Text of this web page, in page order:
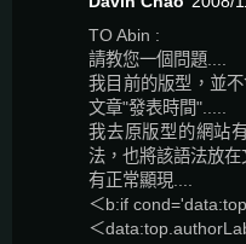
TO Abin :
請教您一個問題....
我目前的版型，並
文章"發表時間".....
我去原版型的網站
法，也將該語法放在
有正常顯現....
＜b:if
＜